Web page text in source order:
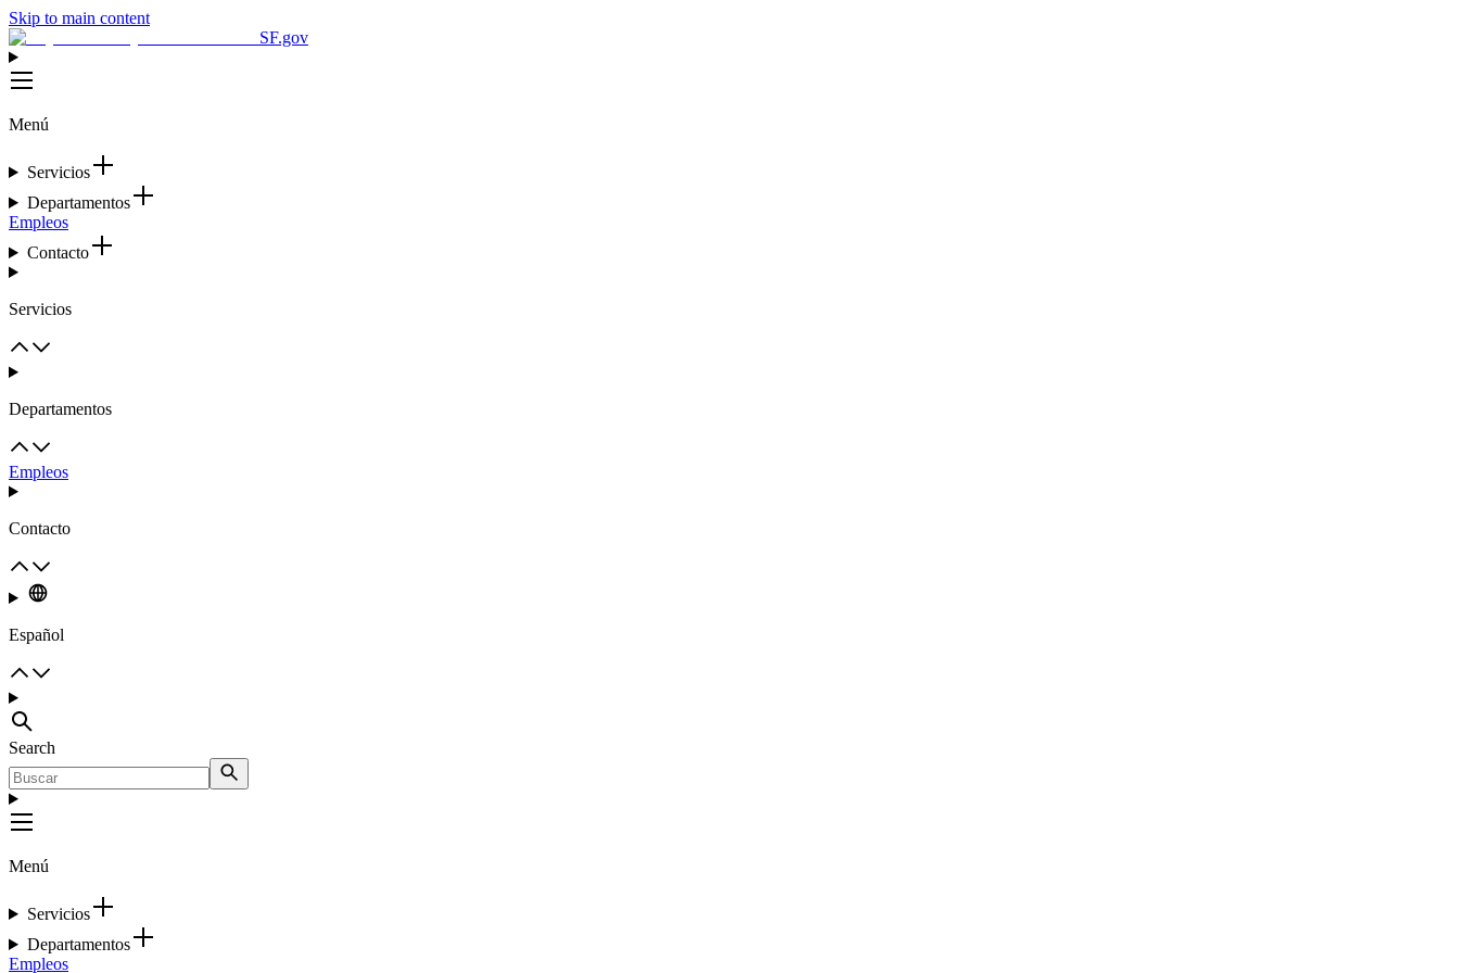
Skip to main content
SF.gov
Menú
Servicios
Departamentos
Empleos
Contacto
Servicios
Departamentos
Empleos
Contacto
Español
Search
Menú
Servicios
Departamentos
Empleos